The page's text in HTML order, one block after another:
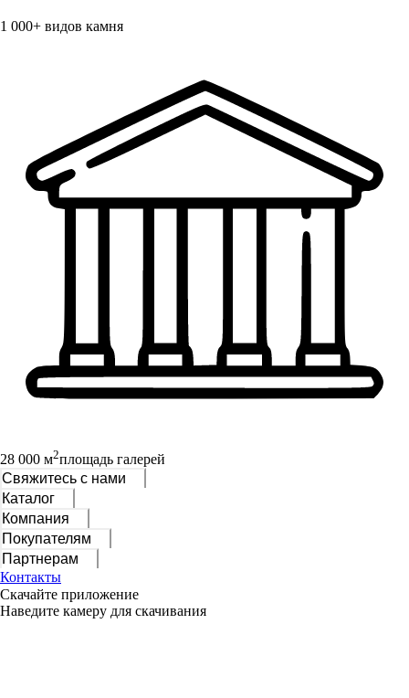
1 000+ видов камня
28 000 м2площадь галерей
Свяжитесь с нами
Каталог
Компания
Покупателям
Партнерам
Контакты
Скачайте приложение
Наведите камеру для скачивания